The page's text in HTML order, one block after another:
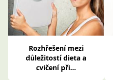
Rozhřešení mezi
důležitostí dieta a
cvičení při...